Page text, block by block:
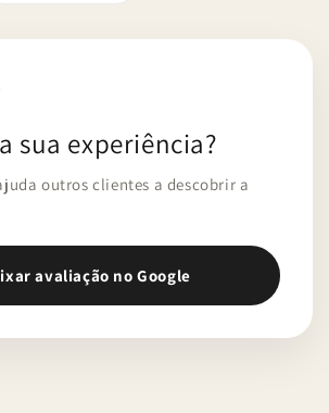
sua experiência?
outros clientes a descobrir a
avaliação no Google